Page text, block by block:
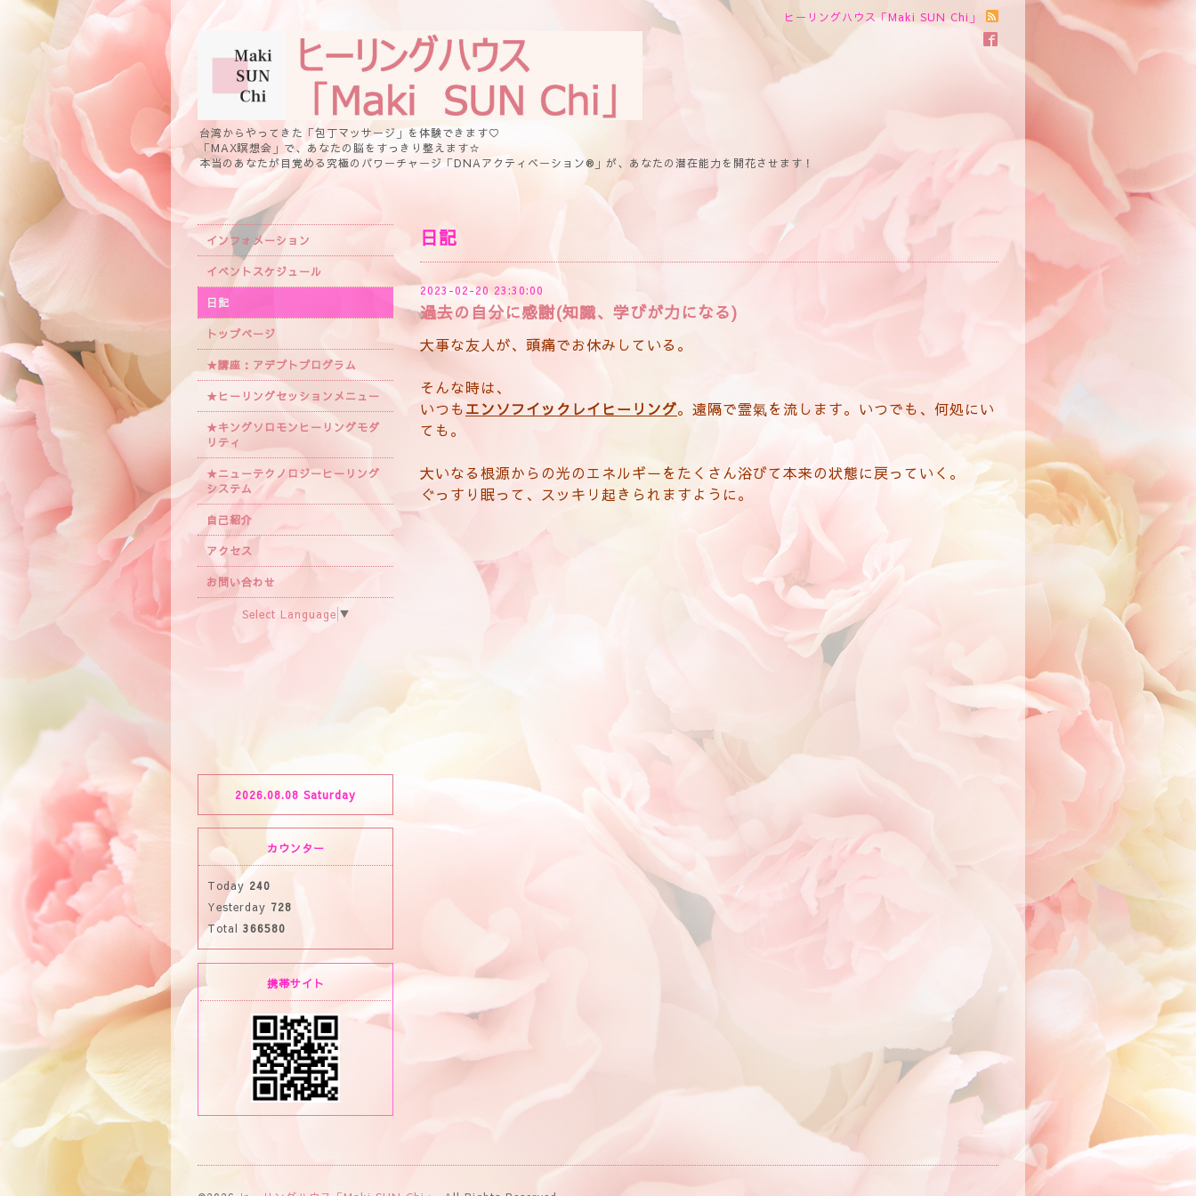
ヒーリングハウス「Maki SUN Chi」
台湾からやってきた「包丁マッサージ」を体験できます♡
「MAX瞑想会」で、あなたの脳をすっきり整えます☆
本当のあなたが目覚める究極のパワーチャージ「DNAアクティベーション®」が、あなたの潜在能力を開花させます！
日記
2023-02-20 23:30:00
過去の自分に感謝(知識、学びが力になる)
大事な友人が、頭痛でお休みしている。
そんな時は、
いつもエンソフイックレイヒーリング。遠隔で霊氣を流します。いつでも、何処にい
ても。
大いなる根源からの光のエネルギーをたくさん浴びて本来の状態に戻っていく。
ぐっすり眠って、スッキリ起きられますように。
インフォメーション
イベントスケジュール
日記
トップページ
★講座：アデプトプログラム
★ヒーリングセッションメニュー
★キングソロモンヒーリングモダ
リティ
★ニューテクノロジーヒーリング
システム
自己紹介
アクセス
お問い合わせ
Select Language ▼
2026.08.08 Saturday
カウンター
Today 240
Yesterday 728
Total 366580
携帯サイト